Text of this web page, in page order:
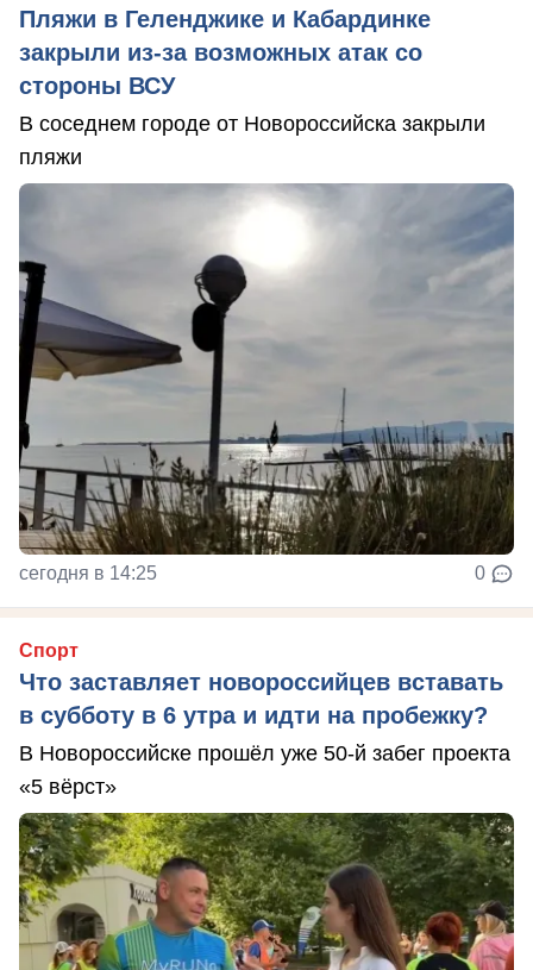
Пляжи в Геленджике и Кабардинке
закрыли из-за возможных атак со
стороны ВСУ
В соседнем городе от Новороссийска закрыли
пляжи
сегодня в 14:25 0
Спорт
Что заставляет новороссийцев вставать
в субботу в 6 утра и идти на пробежку?
В Новороссийске прошёл уже 50-й забег проекта
«5 вёрст»